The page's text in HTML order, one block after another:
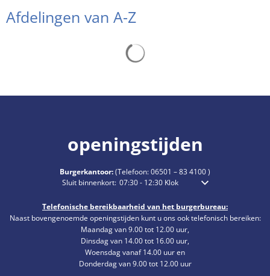
Afdelingen
Afdelingen van A-Z
openingstijden
Burgerkantoor:(Telefoon:06501 – 83 4100)
Klik om extra openings- of sluitingstijden te verbergen
Sluit binnenkort: 07:30-12:30Klok Van 7:30 uur tot 12:30
Telefonische bereikbaarheid van het burgerbureau:
Naast bovengenoemde openingstijden kunt u ons ook telefonisch bereiken:
Maandag van 9.00 tot 12.00 uur,
Dinsdag van 14.00 tot 16.00 uur,
Woensdag vanaf 14.00 uur en
Donderdag van 9.00 tot 12.00 uur